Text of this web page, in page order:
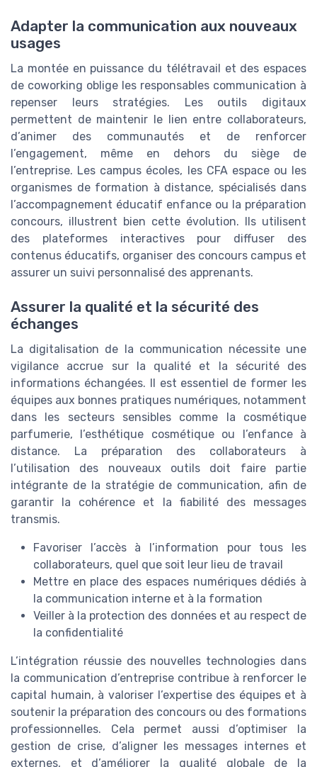
Adapter la communication aux nouveaux
usages
La montée en puissance du télétravail et des espaces
de coworking oblige les responsables communication à
repenser leurs stratégies. Les outils digitaux
permettent de maintenir le lien entre collaborateurs,
d’animer des communautés et de renforcer
l’engagement, même en dehors du siège de
l’entreprise. Les campus écoles, les CFA espace ou les
organismes de formation à distance, spécialisés dans
l’accompagnement éducatif enfance ou la préparation
concours, illustrent bien cette évolution. Ils utilisent
des plateformes interactives pour diffuser des
contenus éducatifs, organiser des concours campus et
assurer un suivi personnalisé des apprenants.
Assurer la qualité et la sécurité des
échanges
La digitalisation de la communication nécessite une
vigilance accrue sur la qualité et la sécurité des
informations échangées. Il est essentiel de former les
équipes aux bonnes pratiques numériques, notamment
dans les secteurs sensibles comme la cosmétique
parfumerie, l’esthétique cosmétique ou l’enfance à
distance. La préparation des collaborateurs à
l’utilisation des nouveaux outils doit faire partie
intégrante de la stratégie de communication, afin de
garantir la cohérence et la fiabilité des messages
transmis.
Favoriser l’accès à l’information pour tous les
collaborateurs, quel que soit leur lieu de travail
Mettre en place des espaces numériques dédiés à
la communication interne et à la formation
Veiller à la protection des données et au respect de
la confidentialité
L’intégration réussie des nouvelles technologies dans
la communication d’entreprise contribue à renforcer le
capital humain, à valoriser l’expertise des équipes et à
soutenir la préparation des concours ou des formations
professionnelles. Cela permet aussi d’optimiser la
gestion de crise, d’aligner les messages internes et
externes, et d’améliorer la qualité globale de la